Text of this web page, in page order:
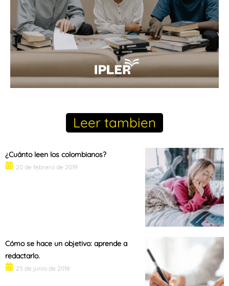
Leer tambien
¿Cuánto leen los colombianos?
20 de febrero de 2019
Cómo se hace un objetivo: aprende a
redactarlo.
25 de junio de 2018